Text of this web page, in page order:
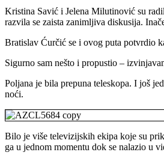
Kristina Savić i Jelena Milutinović su
razvila se zaista zanimljiva diskusija.
Bratislav Ćurčić se i ovog puta potvrdio
Sigurno sam nešto i propustio –
Poljana je bila prepuna teleskopa. I još
noći.
Bilo je više televizijskih ekipa koje su
ga u jednom momentu dok se nalazio u